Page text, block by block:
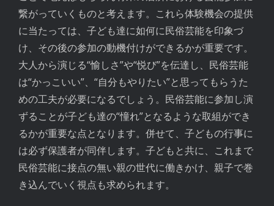
繋がっていくものと考えます。これら体験機会の提供
に当たっては、子ども達に如何に民俗芸能を印象づ
け、その後の参加の動機付けができるかが重要です。
大人から演じる“愉しさ”や“悦び”を伝達し、民俗芸能
は“かっこいい”、“自分もやりたい”と思ってもらうた
めの工夫が必要になるでしょう。民俗芸能に参加し演
ずることが子ども達の“憧れ”となるような取組ができ
るかが重要な点となります。併せて、子どもの行事に
は必ず保護者が同伴します。子どもと共に、これまで
民俗芸能に接点の無い親の世代に働きかけ、親子で巻
き込んでいく視点も求められます。